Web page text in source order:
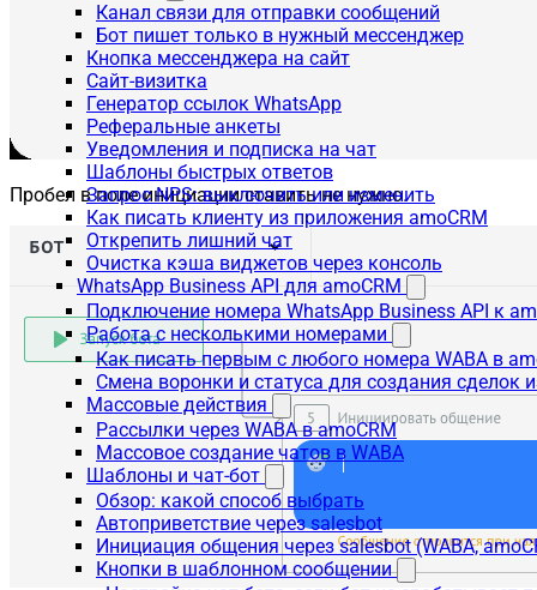
Канал связи для отправки сообщений
Бот пишет только в нужный мессенджер
Кнопка мессенджера на сайт
Сайт-визитка
Генератор ссылок WhatsApp
Реферальные анкеты
Уведомления и подписка на чат
Шаблоны быстрых ответов
Запрос NPS: выключить или изменить
Как писать клиенту из приложения amoCRM
Открепить лишний чат
Очистка кэша виджетов через консоль
WhatsApp Business API для amoCRM
Подключение номера WhatsApp Business API к
Работа с несколькими номерами
Как писать первым с любого номера WABA в
Смена воронки и статуса для создания сделок
Массовые действия
Рассылки через WABA в amoCRM
Массовое создание чатов в WABA
Шаблоны и чат-бот
Обзор: какой способ выбрать
Автоприветствие через salesbot
Инициация общения через salesbot (WABA,
Кнопки в шаблонном сообщении
Пробел в поле инициации ставить не нужно.